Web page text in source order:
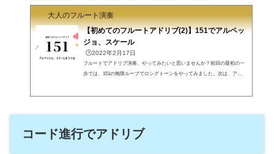
ード譜でどうやって演奏するの？どうやって練習するの？を説明していき
ましょう。ルールは簡単、...
大人のフルート演奏
【初めてのフルートアドリブ(2)】151でアルペッ
ジョ、スケール
🕒️2022年2月17日
フルートでアドリブ演奏、やってみたいと思いませんか？前回の最初の一
歩では、151の無限ループでロングトーンをやってみました。次は、アル
を起点にしてアルペッジョやスケールをしていきましょう。楽譜と伴奏の
書かれた和音で「適当に」アルペッジョを...
コード進行でアドリブ